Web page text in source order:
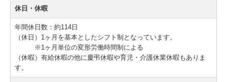
休日・休暇
年間休日数：約114日
（休日）1ヶ月を基本としたシフト制となっています。
※1ヶ月単位の変形労働時間制による
（休暇）有給休暇の他に慶弔休暇や育児・介護休業休暇もありま
す。